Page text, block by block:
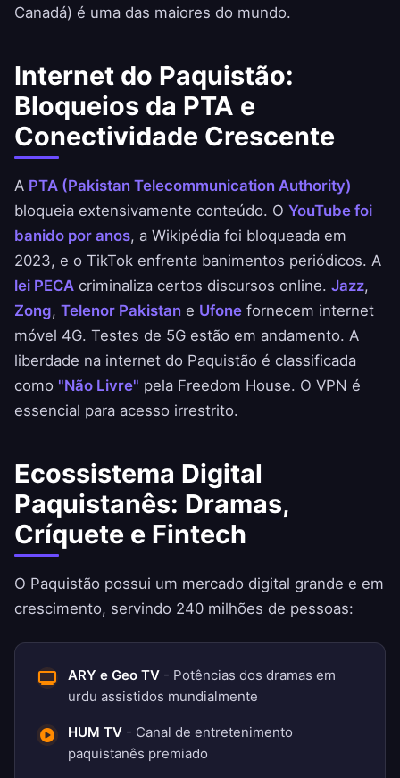
Canadá) é uma das maiores do mundo.
Internet do Paquistão:
Bloqueios da PTA e
Conectividade Crescente
A PTA (Pakistan Telecommunication Authority)
bloqueia extensivamente conteúdo. O YouTube foi
banido por anos, a Wikipédia foi bloqueada em
2023, e o TikTok enfrenta banimentos periódicos. A
lei PECA criminaliza certos discursos online. Jazz,
Zong, Telenor Pakistan e Ufone fornecem internet
móvel 4G. Testes de 5G estão em andamento. A
liberdade na internet do Paquistão é classificada
como "Não Livre" pela Freedom House. O VPN é
essencial para acesso irrestrito.
Ecossistema Digital
Paquistanês: Dramas,
Críquete e Fintech
O Paquistão possui um mercado digital grande e em
crescimento, servindo 240 milhões de pessoas:
ARY e Geo TV - Potências dos dramas em
urdu assistidos mundialmente
HUM TV - Canal de entretenimento
paquistanês premiado